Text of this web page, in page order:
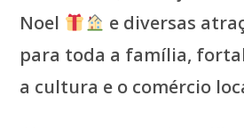
Noel
e diversas
para toda a família,
a cultura e o comércio